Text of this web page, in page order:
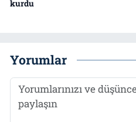
kurdu
Yorumlar